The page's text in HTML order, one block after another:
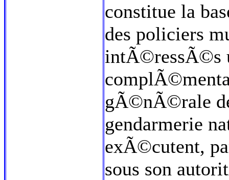
constitue la
des policiers
intÃ©ressÃ©s
gÃ©nÃ©rale
gendarmerie
exÃ©cutent,
sous son